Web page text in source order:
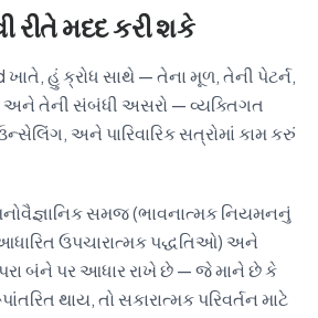
રીતે મદદ કરી શકે
હું ક્રોધ સાથે — તેના મૂળ, તેની પેટર્ન,
અને તેની સંબંધી અસરો — વ્યક્તિગત
અને પારિવારિક સત્રોમાં કામ કરું
સમજ (ભાવનાત્મક નિયમનનું
ઉપચારાત્મક પદ્ધતિઓ) અને
બંને પર આધાર રાખે છે — જે માને છે કે
થાય, તો સકારાત્મક પરિવર્તન માટે